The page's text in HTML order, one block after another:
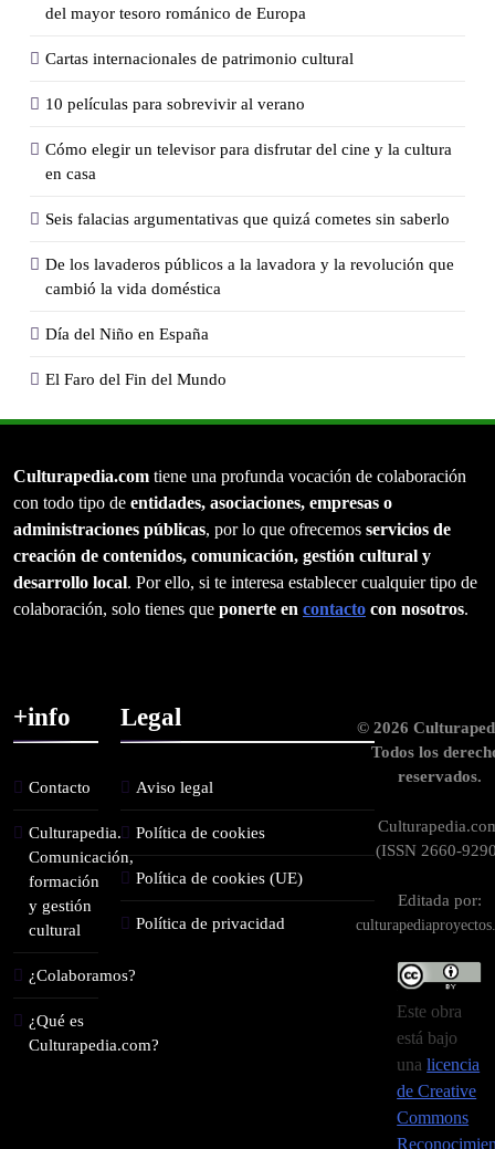
del mayor tesoro románico de Europa
Cartas internacionales de patrimonio cultural
10 películas para sobrevivir al verano
Cómo elegir un televisor para disfrutar del cine y la cultura
en casa
Seis falacias argumentativas que quizá cometes sin saberlo
De los lavaderos públicos a la lavadora y la revolución que
cambió la vida doméstica
Día del Niño en España
El Faro del Fin del Mundo
Culturapedia.com tiene una profunda vocación de colaboración
con todo tipo de entidades, asociaciones, empresas o
administraciones públicas, por lo que ofrecemos servicios de
creación de contenidos, comunicación, gestión cultural y
desarrollo local. Por ello, si te interesa establecer cualquier tipo de
colaboración, solo tienes que ponerte en contacto con nosotros.
+info
Contacto
Culturapedia.
Comunicación,
formación
y gestión
cultural
¿Colaboramos?
¿Qué es
Culturapedia.com?
Legal
Aviso legal
Política de cookies
Política de cookies (UE)
Política de privacidad
© 2026
Todos los
reservados.
(ISSN 2660-
Editada por:
Este obra
está bajo
unalicencia
de Creative
Commons